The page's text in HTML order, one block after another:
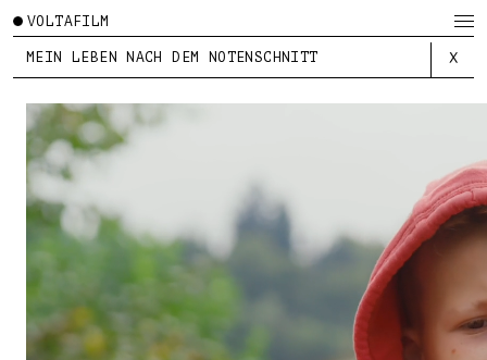
VOLTAFILM
MEIN LEBEN NACH DEM NOTENSCHNITT